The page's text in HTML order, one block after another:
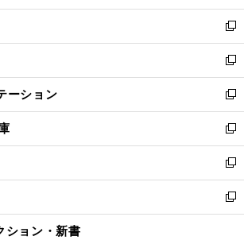
開
く
ウ
で
開
く
ン
ド
ウ
で
開
く
新
し
い
ウ
ィ
ン
ド
ウ
で
開
く
新
し
い
ウ
ィ
ン
ド
ウ
で
開
ーション
新
し
い
ウ
ィ
ン
ド
ウ
新
し
い
ウ
ィ
ン
新
し
い
ウ
新
し
ション・新書